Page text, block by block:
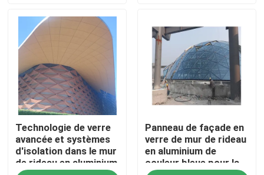
Visite d'usine
Contrôle de qualité
Contactez-nous
Nouvelles
Technologie de verre
avancée et systèmes
d'isolation dans le mur
de rideau en aluminium
Panneau de façade en
verre de mur de rideau
en aluminium de
couleur bleue pour la